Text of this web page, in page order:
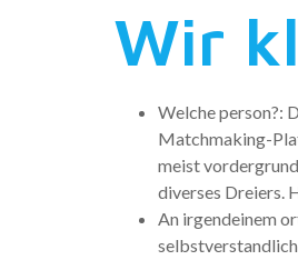
Wir
Welche person?:
Matchmaking-
meist
diverses Dreiers.
An irgendeinem